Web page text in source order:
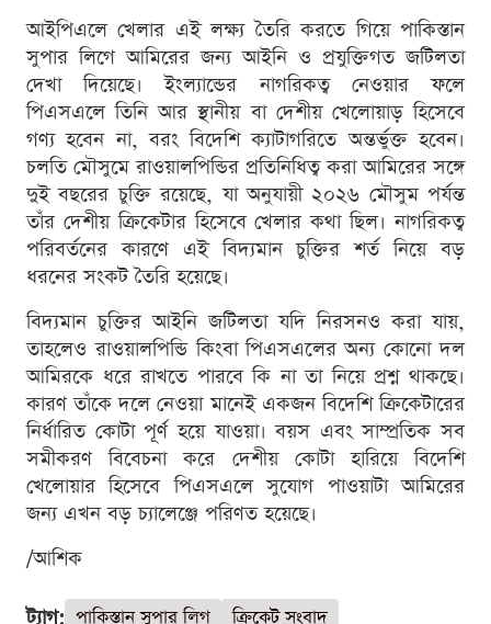
আইপিএলে খেলার এই লক্ষ্য তৈরি করতে গিয়ে পাকিস্তান
সুপার লিগে আমিরের জন্য আইনি ও প্রযুক্তিগত জটিলতা
দেখা দিয়েছে। ইংল্যান্ডের নাগরিকত্ব নেওয়ার ফলে
পিএসএলে তিনি আর স্থানীয় বা দেশীয় খেলোয়াড় হিসেবে
গণ্য হবেন না, বরং বিদেশি ক্যাটাগরিতে অন্তর্ভুক্ত হবেন।
চলতি মৌসুমে রাওয়ালপিন্ডির প্রতিনিধিত্ব করা আমিরের সঙ্গে
দুই বছরের চুক্তি রয়েছে, যা অনুযায়ী ২০২৬ মৌসুম পর্যন্ত
তাঁর দেশীয় ক্রিকেটার হিসেবে খেলার কথা ছিল। নাগরিকত্ব
পরিবর্তনের কারণে এই বিদ্যমান চুক্তির শর্ত নিয়ে বড়
ধরনের সংকট তৈরি হয়েছে।
বিদ্যমান চুক্তির আইনি জটিলতা যদি নিরসনও করা যায়,
তাহলেও রাওয়ালপিন্ডি কিংবা পিএসএলের অন্য কোনো দল
আমিরকে ধরে রাখতে পারবে কি না তা নিয়ে প্রশ্ন থাকছে।
কারণ তাঁকে দলে নেওয়া মানেই একজন বিদেশি ক্রিকেটারের
নির্ধারিত কোটা পূর্ণ হয়ে যাওয়া। বয়স এবং সাম্প্রতিক সব
সমীকরণ বিবেচনা করে দেশীয় কোটা হারিয়ে বিদেশি
খেলোয়ার হিসেবে পিএসএলে সুযোগ পাওয়াটা আমিরের
জন্য এখন বড় চ্যালেঞ্জে পরিণত হয়েছে।
/আশিক
ট্যাগ: পাকিস্তান সুপার লিগ
ক্রিকেট সংবাদ